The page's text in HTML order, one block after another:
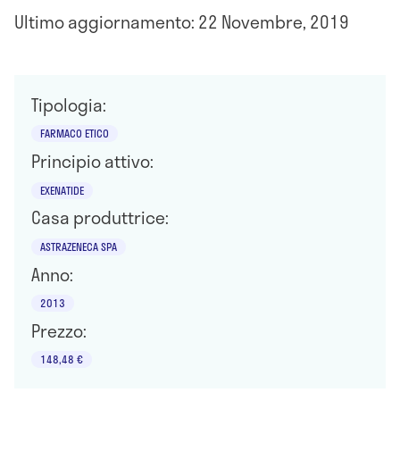
Ultimo aggiornamento: 22 Novembre, 2019
Tipologia:
FARMACO ETICO
Principio attivo:
EXENATIDE
Casa produttrice:
ASTRAZENECA SPA
Anno:
2013
Prezzo:
148,48 €